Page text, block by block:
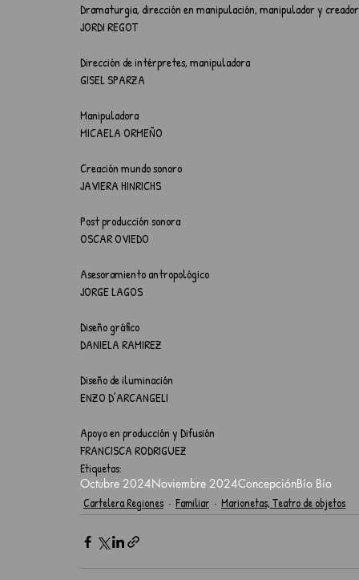
D⁠r⁠a⁠m⁠a⁠t⁠u⁠r⁠g⁠i⁠a⁠,⁠ ⁠d⁠i⁠r⁠ec⁠c⁠i⁠ó⁠n⁠ ⁠e⁠n⁠ ⁠m⁠a⁠n⁠i⁠p⁠u⁠l⁠a⁠c⁠i⁠ó⁠n⁠, ⁠m⁠a⁠n⁠i⁠p⁠u⁠l⁠a⁠d⁠o⁠r⁠ ⁠y⁠
JORDI REGOT⁠
D⁠ir⁠e⁠c⁠c⁠i⁠ó⁠n⁠ ⁠d⁠e⁠ ⁠i⁠n⁠t⁠é⁠r⁠p⁠r⁠e⁠t⁠e⁠s⁠,⁠ ⁠m⁠a⁠n⁠i⁠p⁠u⁠l⁠a⁠d⁠o⁠r⁠a⁠
GISEL SPARZA⁠
M⁠a⁠n⁠i⁠p⁠u⁠l⁠a⁠d⁠o⁠r⁠a
MICAELA ORMEÑO⁠
⁠C⁠r⁠e⁠a⁠c⁠i⁠ó⁠n⁠ ⁠m⁠u⁠n⁠d⁠o⁠ ⁠s⁠o⁠n⁠o⁠ro
JAVIERA HINRICHS⁠
⁠P⁠o⁠s⁠t⁠ ⁠p⁠r⁠od⁠u⁠c⁠c⁠i⁠ó⁠n⁠ ⁠s⁠o⁠n⁠o⁠r⁠a
OSCAR OVIEDO⁠
⁠A⁠s⁠e⁠s⁠o⁠r⁠a⁠m⁠i⁠e⁠n⁠t⁠o⁠ ⁠a⁠n⁠t⁠r⁠o⁠p⁠o⁠l⁠óg⁠i⁠c⁠o
JORGE LAGOS⁠
⁠D⁠i⁠s⁠e⁠ñ⁠o⁠ ⁠g⁠r⁠á⁠f⁠i⁠c⁠o
DANIELA RAMIREZ
Diseño de ⁠i⁠l⁠u⁠m⁠i⁠na⁠c⁠i⁠ó⁠n
ENZO D’ARCANGELI
Apoyo en producción y Difusión
FRANCISCA RODRIGUEZ
Etiquetas:
Octubre 2024Noviembre 2024ConcepciónBío Bío
Cartelera Regiones
Familiar Marionetas, Teatro de objetos